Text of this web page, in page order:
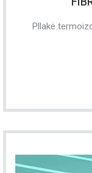
Pllakë